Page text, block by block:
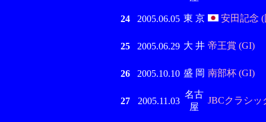
24 2005.06.05 東 京 安田記念
25 2005.06.29 大 井 帝王賞 (GI)
26 2005.10.10 盛 岡 南部杯 (GI)
27 2005.11.03
名古
屋
JBCクラシッ